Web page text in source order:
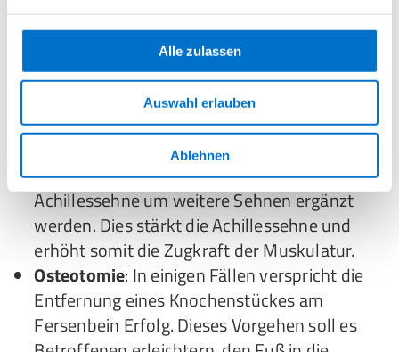
Alle zulassen
Auswahl erlauben
Ablehnen
dauerhaft überstreckt ist, kann sie operativ
verkürzt oder in ihrer Position verändert
werden. Das bewirkt einen Zug auf die
Fußsohle, welcher der Deformität
entgegenwirkt.
Einsatz zusätzlicher Sehnen
ähnlichen Prinzip kann der Bereich um die
Achillessehne um weitere Sehnen ergänzt
werden. Dies stärkt die Achillessehne und
erhöht somit die Zugkraft der Muskulatur.
Osteotomie: In einigen Fällen verspricht die
Entfernung eines Knochenstückes am
Fersenbein Erfolg. Dieses Vorgehen soll es